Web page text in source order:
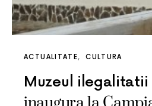
ACTUALITATE CULTURA
Muzeul ilegalitatii